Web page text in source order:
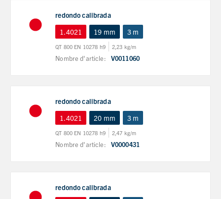
redondo calibrada
1.4021
19 mm 3 m
QT 800 EN 10278 h9 2,23 kg/m
Nombre d'article: V0011060
redondo calibrada
1.4021
20 mm 3 m
QT 800 EN 10278 h9 2,47 kg/m
Nombre d'article: V0000431
redondo calibrada